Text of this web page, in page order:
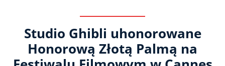
PT
SK
Studio Ghibli uhonorowane
Honorową Złotą Palmą na